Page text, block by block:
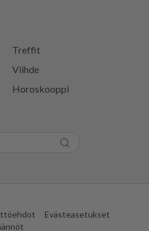
Treffit
Viihde
Horoskooppi
Evästeasetukset